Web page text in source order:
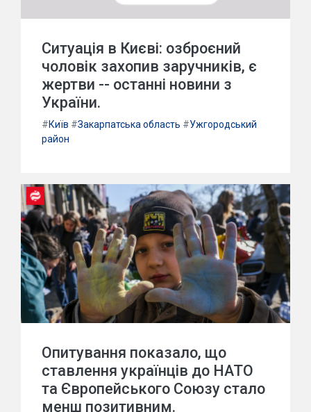
Ситуація в Києві: озброєний
чоловік захопив заручників, є
жертви -- останні новини з
України.
#Київ #Закарпатська область #Ужгородський
район
Опитування показало, що
ставлення українців до НАТО
та Європейського Союзу стало
менш позитивним.